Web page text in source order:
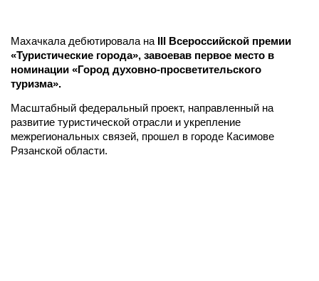
Махачкала дебютировала на III Всероссийской премии
«Туристические города», завоевав первое место в
номинации «Город духовно-просветительского
туризма».
Масштабный федеральный проект, направленный на
развитие туристической отрасли и укрепление
межрегиональных связей, прошел в городе Касимове
Рязанской области.